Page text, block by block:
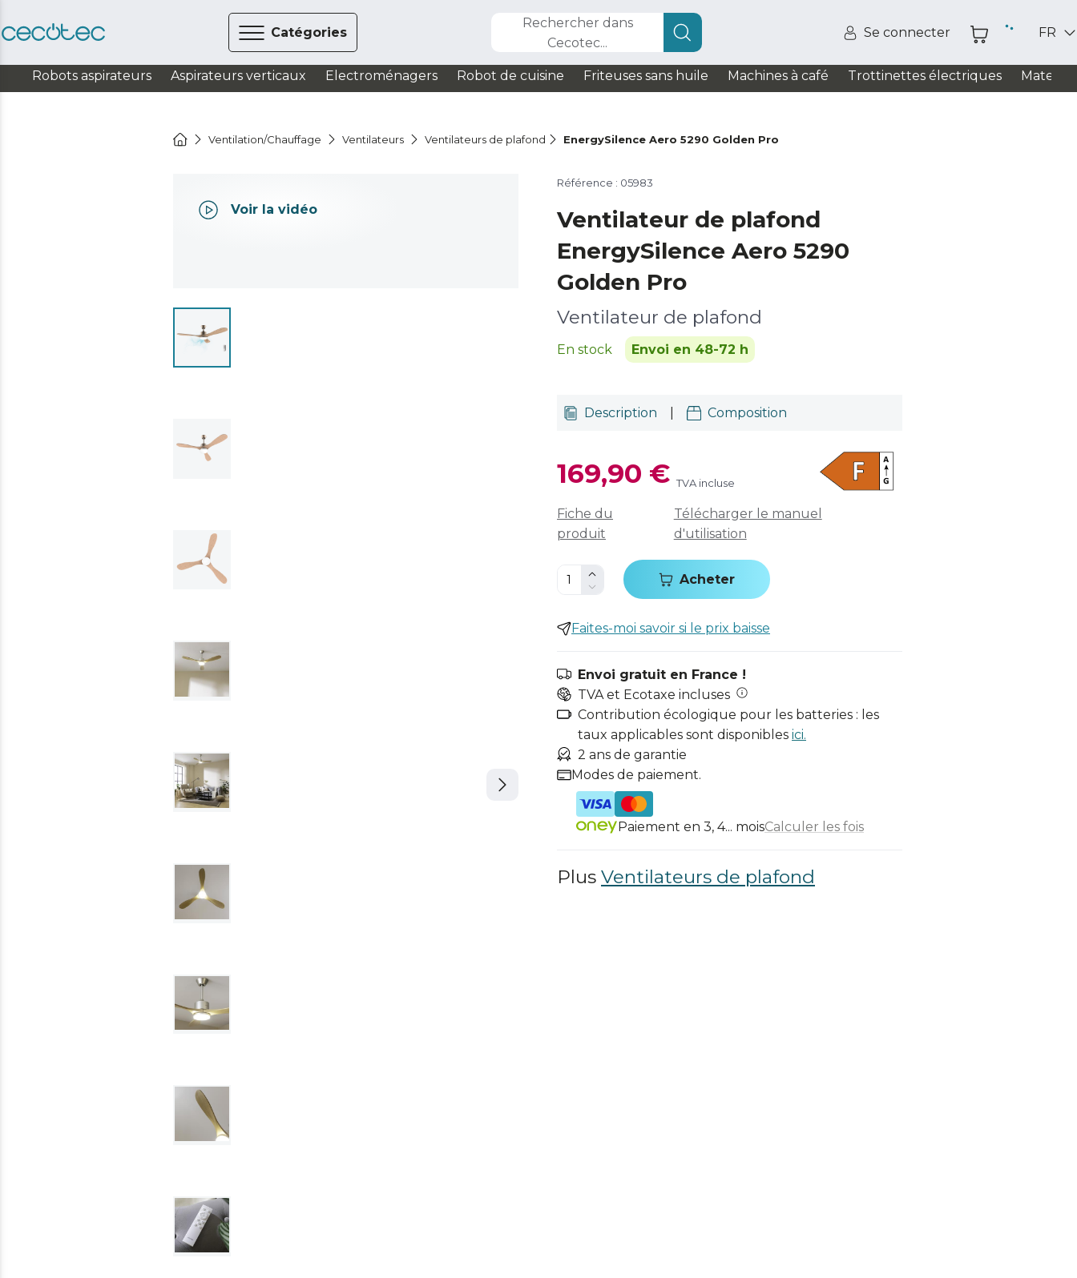
Catégories
Rechercher dans
Cecotec...
Se connecter FR
Robots aspirateurs Aspirateurs verticaux Electroménagers Robot de cuisine Friteuses sans huile Machines à café Trottinettes électriques Matelas
Ventilation/Chauffage Ventilateurs Ventilateurs de plafond EnergySilence Aero 5290 Golden Pro
Voir la vidéo
Référence : 05983
Ventilateur de plafond
EnergySilence Aero 5290
Golden Pro
Ventilateur de plafond
En stock Envoi en 48-72 h
Description Composition
169,90 € TVA incluse
Fiche du
produit
Télécharger le manuel
d'utilisation
Acheter
Faites-moi savoir si le prix baisse
Envoi gratuit en France !
TVA et Ecotaxe incluses
Contribution écologique pour les batteries : les
taux applicables sont disponibles ici.
2 ans de garantie
Modes de paiement.
Paiement en 3, 4... moisCalculer les fois
Plus Ventilateurs de plafond